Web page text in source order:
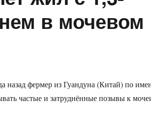
в мочевом
назад фермер из Гуандуна (Китай) по
частые и затруднённые позывы к